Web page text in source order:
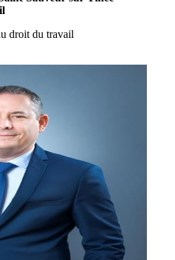
droit du travail